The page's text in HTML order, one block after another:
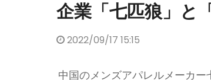
企業「七匹狼」と
2022/09/17 15:15
中国のメンズアパレルメーカ